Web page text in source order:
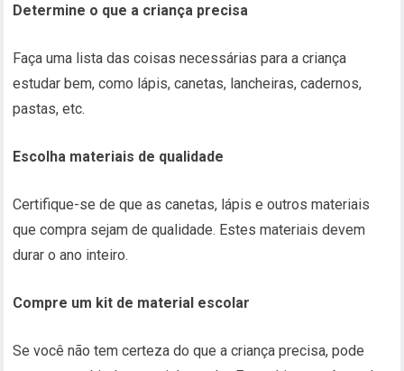
Determine o que a criança precisa
Faça uma lista das coisas necessárias para a criança
estudar bem, como lápis, canetas, lancheiras, cadernos,
pastas, etc.
Escolha materiais de qualidade
Certifique-se de que as canetas, lápis e outros materiais
que compra sejam de qualidade. Estes materiais devem
durar o ano inteiro.
Compre um kit de material escolar
Se você não tem certeza do que a criança precisa, pode